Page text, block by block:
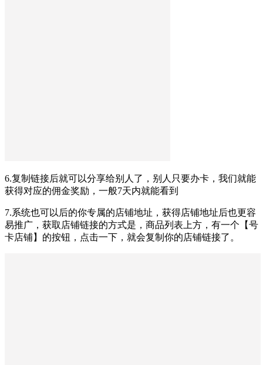
6.复制链接后就可以分享给别人了，别人只要办卡，我们就能
获得对应的佣金奖励，一般7天内就能看到
7.系统也可以后的你专属的店铺地址，获得店铺地址后也更容
易推广，获取店铺链接的方式是，商品列表上方，有一个【号
卡店铺】的按钮，点击一下，就会复制你的店铺链接了。